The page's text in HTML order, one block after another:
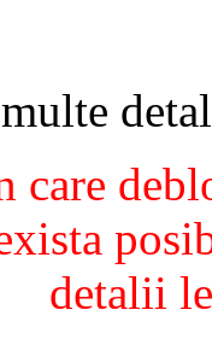
care
detalii